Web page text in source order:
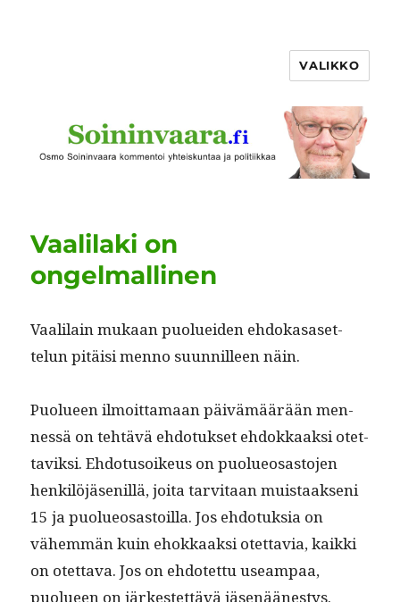
VALIKKO
Vaalilaki on
ongelmallinen
Vaalilain mukaan puoluei­den ehdokasaset­
telun pitäisi men­no suun­nilleen näin.
Puolueen ilmoit­ta­maan päivämäärään men­
nessä on tehtävä ehdo­tuk­set ehdokkaak­si otet­
taviksi. Ehdo­tu­soikeus on puolueosas­to­jen
henkilöjäse­nil­lä, joi­ta tarvi­taan muis­taak­seni
15 ja puolueosas­toil­la. Jos ehdo­tuk­sia on
vähem­män kuin ehokkaak­si otet­tavia, kaik­ki
on otet­ta­va. Jos on ehdotet­tu use­am­paa,
puolueen on järkestet­tävä jäsenäänestys.